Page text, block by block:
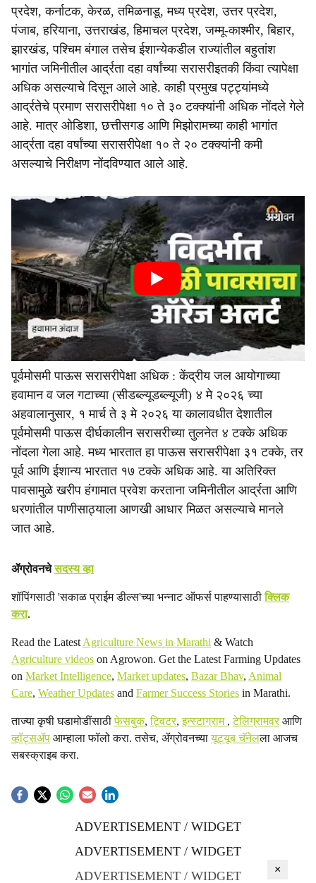
प्रदेश, कर्नाटक, केरळ, तमिळनाडू, मध्य प्रदेश, उत्तर प्रदेश,
पंजाब, हरियाना, उत्तराखंड, हिमाचल प्रदेश, जम्मू-काश्मीर, बिहार,
झारखंड, पश्चिम बंगाल तसेच ईशान्येकडील राज्यांतील बहुतांश
भागांत जमिनीतील आर्द्रता दहा वर्षांच्या सरासरीइतकी किंवा त्यापेक्षा
अधिक असल्याचे दिसून आले आहे. काही प्रमुख पट्ट्यांमध्ये
आर्द्रतेचे प्रमाण सरासरीपेक्षा १० ते ३० टक्क्यांनी अधिक नोंदले गेले
आहे. मात्र ओडिशा, छत्तीसगड आणि मिझोरामच्या काही भागांत
आर्द्रता दहा वर्षांच्या सरासरीपेक्षा १० ते २० टक्क्यांनी कमी
असल्याचे निरीक्षण नोंदविण्यात आले आहे.
पूर्वमोसमी पाऊस सरासरीपेक्षा अधिक : केंद्रीय जल आयोगाच्या
हवामान व जल गटाच्या (सीडब्ल्यूडब्ल्यूजी) ४ मे २०२६ च्या
अहवालानुसार, १ मार्च ते ३ मे २०२६ या कालावधीत देशातील
पूर्वमोसमी पाऊस दीर्घकालीन सरासरीच्या तुलनेत ४ टक्के अधिक
नोंदला गेला आहे. मध्य भारतात हा पाऊस सरासरीपेक्षा ३१ टक्के, तर
पूर्व आणि ईशान्य भारतात १७ टक्के अधिक आहे. या अतिरिक्त
पावसामुळे खरीप हंगामात प्रवेश करताना जमिनीतील आर्द्रता आणि
धरणांतील पाणीसाठ्याला आणखी आधार मिळत असल्याचे मानले
जात आहे.
ॲग्रोवनचेसदस्य व्हा
शॉपिंगसाठी 'सकाळ प्राईम डील्स'च्या भन्नाट ऑफर्स पाहण्यासाठीक्लिक
करा.
Read the Latest Agriculture News in Marathi & Watch
Agriculture videos on Agrowon. Get the Latest Farming Updates
on Market Intelligence, Market updates, Bazar Bhav, Animal
Care, Weather Updates and Farmer Success Stories in Marathi.
ताज्या कृषी घडामोडींसाठीफेसबुक,ट्विटर,इन्स्टाग्राम ,टेलिग्रामवरआणि
व्हॉट्सॲप आम्हाला फॉलो करा. तसेच, ॲग्रोवनच्यायूट्यूब चॅनेलला आजच
सबस्क्राइब करा.
ADVERTISEMENT / WIDGET
ADVERTISEMENT / WIDGET
ADVERTISEMENT / WIDGET
×